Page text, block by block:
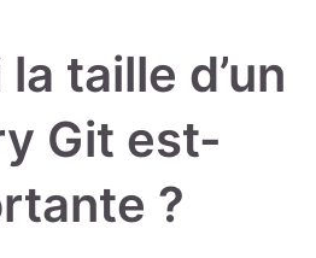
taille d’un
Git est-
?